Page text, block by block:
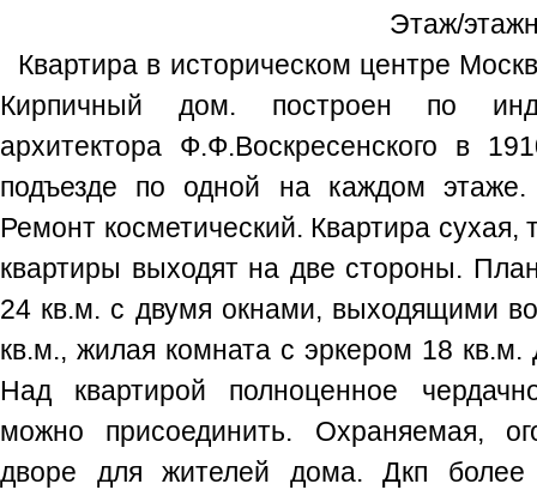
Этаж/
Квартира в историческом центре
Кирпичный дом. построен по
архитектора Ф.Ф.Воскресенского в
подъезде по одной на каждом
Ремонт косметический. Квартира сухая,
квартиры выходят на две стороны.
24 кв.м. с двумя окнами, выходящими
кв.м., жилая комната с эркером 18
Над квартирой полноценное
можно присоединить. Охраняемая,
дворе для жителей дома. Дкп